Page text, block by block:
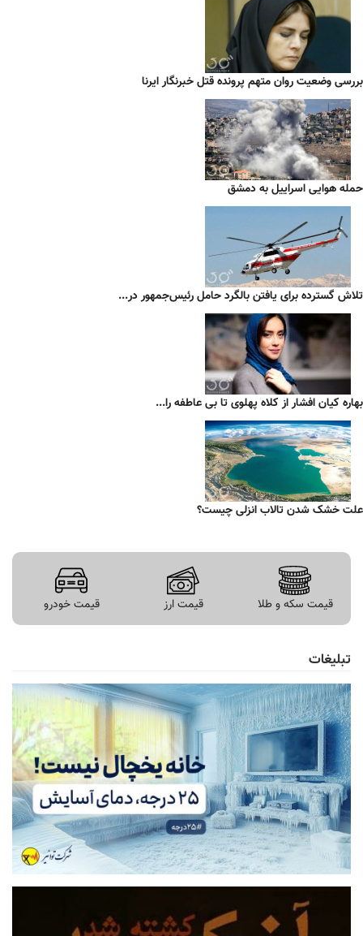
بررسی وضعیت روان متهم پرونده قتل خبرنگار ایرنا
حمله هوایی اسراییل به دمشق
تلاش گسترده برای یافتن بالگرد حامل رئیس‌جمهور در...
بهاره کیان افشار از کلاه پهلوی تا بی عاطفه را...
علت خشک شدن تالاب انزلی چیست؟
قیمت سکه و طلا قیمت ارز قیمت خودرو
تبلیغات